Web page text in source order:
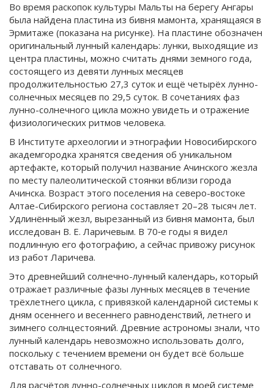
Во время раскопок культуры Мальты на берегу Ангары
была найдена пластина из бивня мамонта, хранящаяся в
Эрмитаже (показана на рисунке). На пластине обозначен
оригинальный лунный календарь: лунки, выходящие из
центра пластины, можно считать днями земного года,
состоящего из девяти лунных месяцев
продолжительностью 27,3 суток и ещё четырёх лунно-
солнечных месяцев по 29,5 суток. В сочетаниях фаз
лунно-солнечного цикла можно увидеть и отражение
физиологических ритмов человека.
В Институте археологии и этнографии Новосибирского
академгородка хранятся сведения об уникальном
артефакте, который получил название Ачинского жезла
по месту палеолитической стоянки вблизи города
Ачинска. Возраст этого поселения на северо-востоке
Алтае-Сибирского региона составляет 20–28 тысяч лет.
Удлинённый жезл, вырезанный из бивня мамонта, был
исследован В. Е. Ларичевым. В 70‑е годы я видел
подлинную его фотографию, а сейчас привожу рисунок
из работ Ларичева.
Это древнейший солнечно-лунный календарь, который
отражает различные фазы лунных месяцев в течение
трёхлетнего цикла, с привязкой календарной системы к
дням осеннего и весеннего равноденствий, летнего и
зимнего солнцестояний. Древние астрономы знали, что
лунный календарь невозможно использовать долго,
поскольку с течением времени он будет всё больше
отставать от солнечного.
Для расчётов лунно-солнечных циклов в моей системе